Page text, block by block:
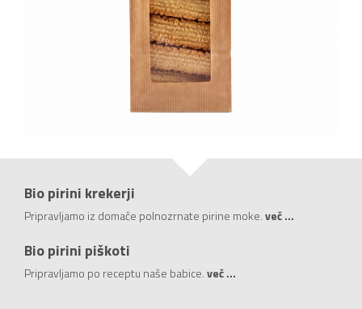
Bio pirini krekerji
Pripravljamo iz domače polnozrnate pirine moke.več ...
Bio pirini piškoti
Pripravljamo po receptu naše babice.več ...